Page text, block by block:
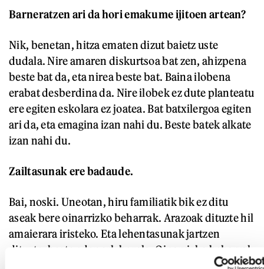
Barneratzen ari da hori emakume ijitoen artean?
Nik, benetan, hitza ematen dizut baietz uste
dudala. Nire amaren diskurtsoa bat zen, ahizpena
beste bat da, eta nirea beste bat. Baina ilobena
erabat desberdina da. Nire ilobek ez dute planteatu
ere egiten eskolara ez joatea. Bat batxilergoa egiten
ari da, eta emagina izan nahi du. Beste batek alkate
izan nahi du.
Zailtasunak ere badaude.
Bai, noski. Uneotan, hiru familiatik bik ez ditu
aseak bere oinarrizko beharrak. Arazoak dituzte hil
amaierara iristeko. Eta lehentasunak jartzen
dituzte, beste edonork bezala. Oinarrizko beharrak
ezin badituzu bete, egiten duzun lehen gauza